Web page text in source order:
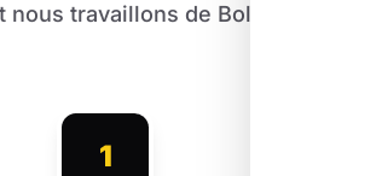
nous travaillons de Bollène.
1